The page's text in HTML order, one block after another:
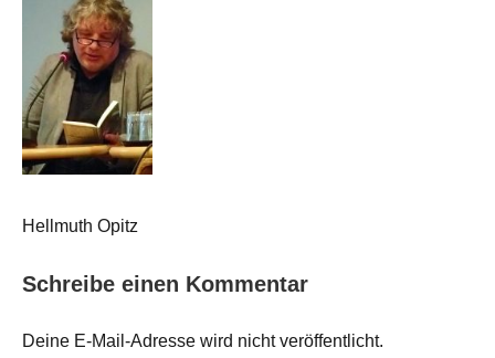
Hellmuth Opitz
Schreibe einen Kommentar
Deine E-Mail-Adresse wird nicht veröffentlicht.